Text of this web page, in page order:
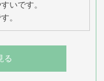
いです。
。
る